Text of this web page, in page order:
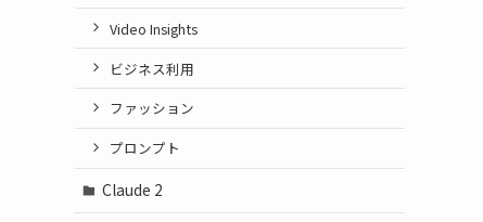
Video Insights
ビジネス利用
ファッション
プロンプト
Claude 2